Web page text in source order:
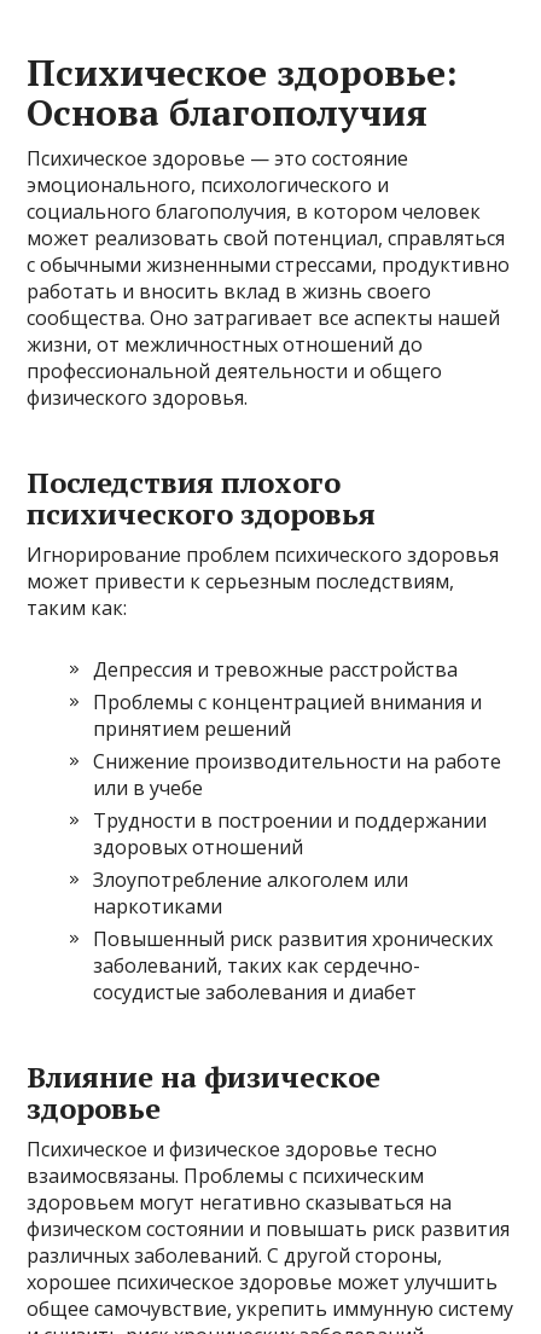
Психическое здоровье:
Основа благополучия
Психическое здоровье — это состояние
эмоционального, психологического и
социального благополучия, в котором человек
может реализовать свой потенциал, справляться
с обычными жизненными стрессами, продуктивно
работать и вносить вклад в жизнь своего
сообщества. Оно затрагивает все аспекты нашей
жизни, от межличностных отношений до
профессиональной деятельности и общего
физического здоровья.
Последствия плохого
психического здоровья
Игнорирование проблем психического здоровья
может привести к серьезным последствиям,
таким как:
Депрессия и тревожные расстройства
Проблемы с концентрацией внимания и
принятием решений
Снижение производительности на работе
или в учебе
Трудности в построении и поддержании
здоровых отношений
Злоупотребление алкоголем или
наркотиками
Повышенный риск развития хронических
заболеваний, таких как сердечно-
сосудистые заболевания и диабет
Влияние на физическое
здоровье
Психическое и физическое здоровье тесно
взаимосвязаны. Проблемы с психическим
здоровьем могут негативно сказываться на
физическом состоянии и повышать риск развития
различных заболеваний. С другой стороны,
хорошее психическое здоровье может улучшить
общее самочувствие, укрепить иммунную систему